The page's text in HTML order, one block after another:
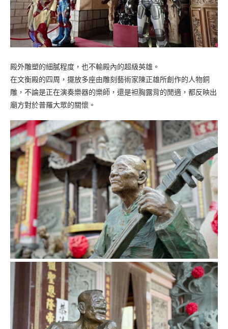
殿外雕塑的細膩程度，也不輸殿內的超級英雄。
在文衡殿的四周，擺放多座由雕刻藝術家陳正雄所創作的人物銅
雕，不論是正在演奏樂器的樂師，還是袒胸露背的閒適，都反映出
廟方對於普羅大眾的關懷。